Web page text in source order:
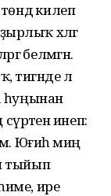
килеп
хәлгә
белмәгән.
лә
һуңынан
инеп:
Юғиһә миңә
тыйып
ире